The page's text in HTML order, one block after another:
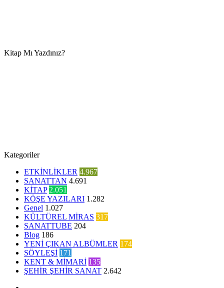
Kitap Mı Yazdınız?
Kategoriler
ETKİNLİKLER 4.967
SANATTAN 4.691
KİTAP 2.051
KÖŞE YAZILARI 1.282
Genel 1.027
KÜLTÜREL MİRAS 317
SANATTUBE 204
Blog 186
YENİ ÇIKAN ALBÜMLER 174
SÖYLEŞİ 171
KENT & MİMARİ 135
ŞEHİR ŞEHİR SANAT 2.642